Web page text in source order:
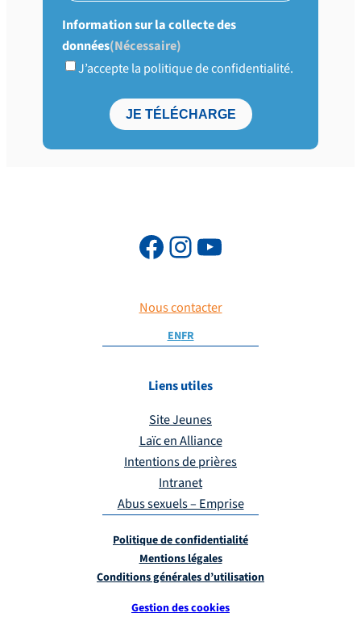
Information sur la collecte des
données(Nécessaire)
J’accepte la politique de confidentialité.
Nous contacter
ENFR
Liens utiles
Site Jeunes
Laïc en Alliance
Intentions de prières
Intranet
Abus sexuels – Emprise
Politique de confidentialité
Mentions légales
Conditions générales d’utilisation
Gestion des cookies